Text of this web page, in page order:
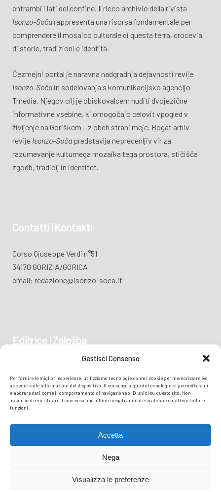
Gestisci Consenso
Per fornire le migliori esperienze, utilizziamo tecnologie come i cookie per memorizzare e/o
accedere alle informazioni del dispositivo. Il consenso a queste tecnologie ci permetterà di
elaborare dati come il comportamento di navigazione o ID unici su questo sito. Non
acconsentire o ritirare il consenso può influire negativamente su alcune caratteristiche e
funzioni.
Accetta
Nega
Visualizza le preferenze
entrambi i lati del confine. Il ricco archivio della rivista
Isonzo-Sočarappresenta una risorsa fondamentale per
comprendere il mosaico culturale di questa terra, crocevia
di storie, tradizioni e identità.
Čezmejni portal je naravna nadgradnja dejavnosti revije
Isonzo-Soča in sodelovanja s komunikacijsko agencijo
Tmedia. Njegov cilj je obiskovalcem nuditi dvojezične
informativne vsebine, ki omogočajo celovit vpogled v
življenje na Goriškem – z obeh strani meje. Bogat arhiv
revije Isonzo-Soča predstavlja neprecenljiv vir za
razumevanje kulturnega mozaika tega prostora, stičišča
zgodb, tradicij in identitet.
Contatti | Kontakti
Corso Giuseppe Verdi n°51
34170 GORIZIA/GORICA
email: redazione@isonzo-soca.it
Editrice | Založba
34170 GORIZIA/GORICA